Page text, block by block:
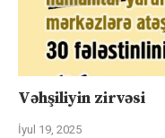
Vəhşiliyin zirvəsi
İyul 19, 2025